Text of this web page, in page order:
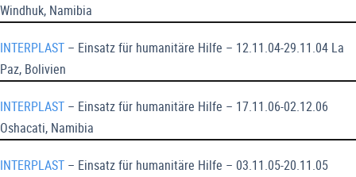
Windhuk, Namibia
INTERPLAST – Einsatz für humanitäre Hilfe – 12.11.04-29.11.04 La
Paz, Bolivien
INTERPLAST – Einsatz für humanitäre Hilfe – 17.11.06-02.12.06
Oshacati, Namibia
INTERPLAST – Einsatz für humanitäre Hilfe – 03.11.05-20.11.05